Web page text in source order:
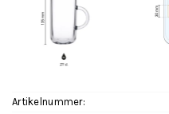
Artikelnummer: